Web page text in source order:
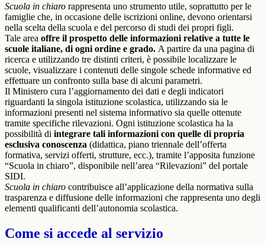
Scuola in chiaro rappresenta uno strumento utile, soprattutto per le
famiglie che, in occasione delle iscrizioni online, devono orientarsi
nella scelta della scuola e del percorso di studi dei propri figli.
Tale area offre il prospetto delle informazioni relative a tutte le
scuole italiane, di ogni ordine e grado. A partire da una pagina di
ricerca e utilizzando tre distinti criteri, è possibile localizzare le
scuole, visualizzare i contenuti delle singole schede informative ed
effettuare un confronto sulla base di alcuni parametri.
Il Ministero cura l’aggiornamento dei dati e degli indicatori
riguardanti la singola istituzione scolastica, utilizzando sia le
informazioni presenti nel sistema informativo sia quelle ottenute
tramite specifiche rilevazioni. Ogni istituzione scolastica ha la
possibilità di integrare tali informazioni con quelle di propria
esclusiva conoscenza (didattica, piano triennale dell’offerta
formativa, servizi offerti, strutture, ecc.), tramite l’apposita funzione
“Scuola in chiaro”, disponibile nell’area “Rilevazioni” del portale
SIDI.
Scuola in chiaro contribuisce all’applicazione della normativa sulla
trasparenza e diffusione delle informazioni che rappresenta uno degli
elementi qualificanti dell’autonomia scolastica.
Come si accede al servizio